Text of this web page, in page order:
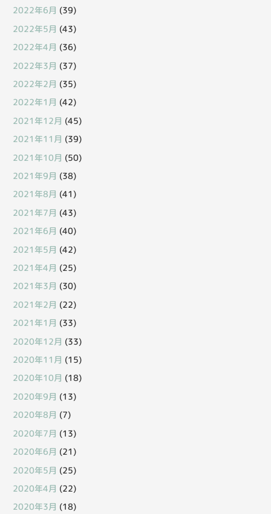
2022年6月 (39)
2022年5月 (43)
2022年4月 (36)
2022年3月 (37)
2022年2月 (35)
2022年1月 (42)
2021年12月 (45)
2021年11月 (39)
2021年10月 (50)
2021年9月 (38)
2021年8月 (41)
2021年7月 (43)
2021年6月 (40)
2021年5月 (42)
2021年4月 (25)
2021年3月 (30)
2021年2月 (22)
2021年1月 (33)
2020年12月 (33)
2020年11月 (15)
2020年10月 (18)
2020年9月 (13)
2020年8月 (7)
2020年7月 (13)
2020年6月 (21)
2020年5月 (25)
2020年4月 (22)
2020年3月 (18)